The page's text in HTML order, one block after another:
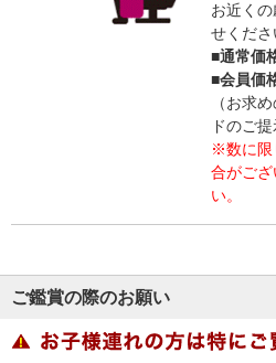
お近く
せくださ
■通常価
■会員価
（お求
ドのご
※数に限
合がござ
い。
ご鑑賞の際のお願い